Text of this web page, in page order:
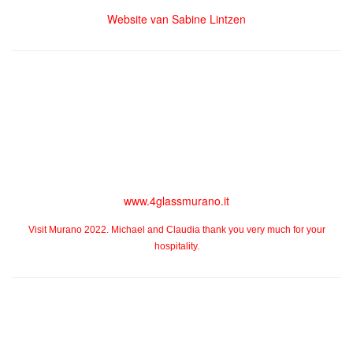
Website van Sabine Lintzen
www.4glassmurano.it
Visit Murano 2022. Michael and Claudia thank you very much for your
hospitality.